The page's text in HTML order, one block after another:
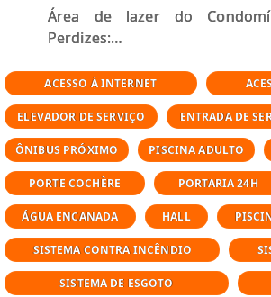
Área de lazer do
Perdizes:
Piscina
Churrasqueira
Espaço Gourmet
Academia
Brinquedoteca
Quadra
Piscina Aquecida
Playground
Salão de Jogos
Salão de Festas
ACESSO À INTERNET
ELEVADOR DE SERVIÇO ENTRADA DE
ÔNIBUS PRÓXIMO PISCINA ADULTO
PORTE COCHÈRE PORTARIA 24H
ÁGUA ENCANADA HALL
SISTEMA CONTRA INCÊNDIO
SISTEMA DE ESGOTO